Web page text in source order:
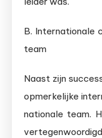
B. Internationale
team
Naast zijn
opmerkelijke
nationale team.